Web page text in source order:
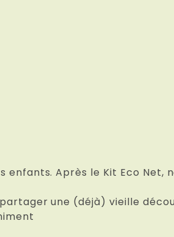
enfants. Après le Kit Eco Net,
une (déjà) vieille